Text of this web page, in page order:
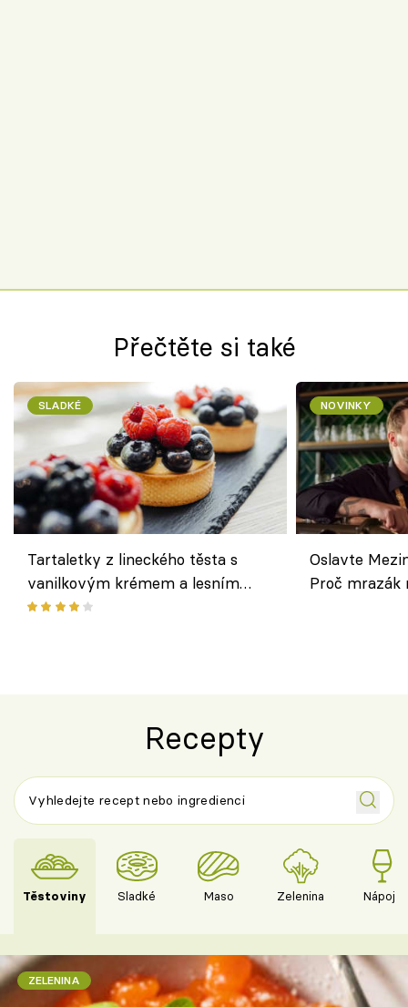
Přečtěte si také
SLADKÉ
Tartaletky z lineckého těsta s
vanilkovým krémem a lesním
ovocem podle Bread Society
NOVINKY
Oslavte
Proč
Recepty
Těstoviny Sladké Maso Zelenina Nápoje
ZELENINA